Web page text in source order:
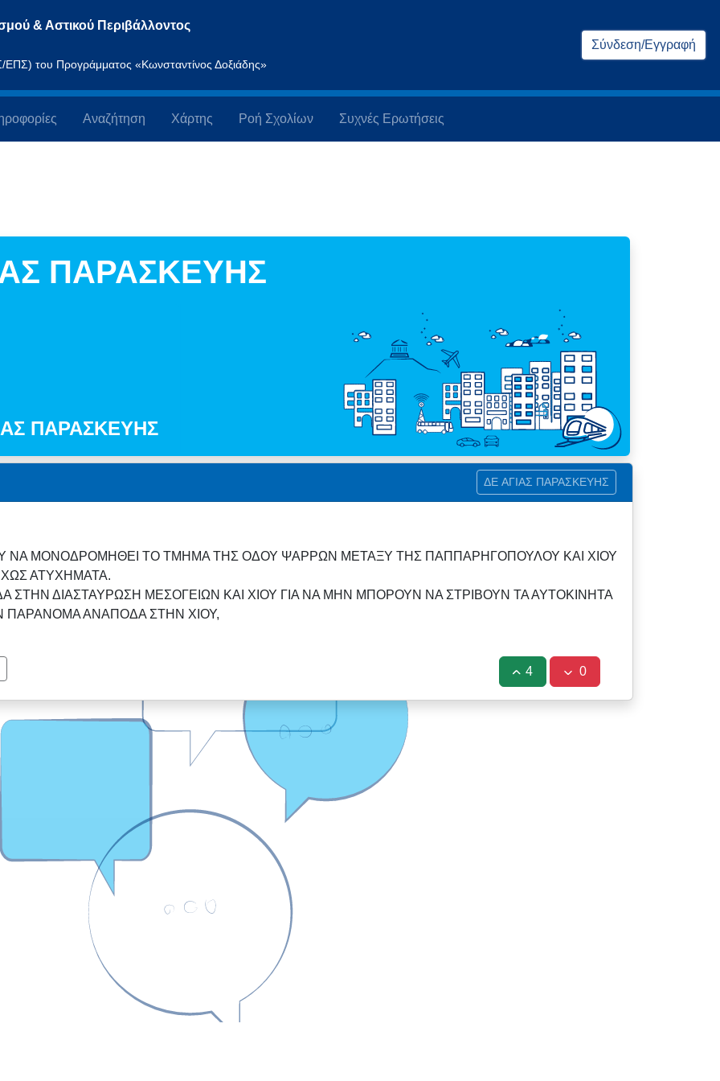
& Αστικού Περιβάλλοντος
ΕΠΣ) του Προγράμματος «Κωνσταντίνος Δοξιάδης»
Σύνδεση/Εγγραφή
Αναζήτηση Χάρτης Ροή Σχολίων Συχνές Ερωτήσεις
ΠΑΡΑΣΚΕΥΗΣ
ΠΑΡΑΣΚΕΥΗΣ
ΔΕ ΑΓΙΑΣ ΠΑΡΑΣΚΕΥΗΣ
ΝΑ ΜΟΝΟΔΡΟΜΗΘΕΙ ΤΟ ΤΜΗΜΑ ΤΗΣ ΟΔΟΥ ΨΑΡΡΩΝ ΜΕΤΑΞΥ ΤΗΣ ΠΑΠΠΑΡΗΓΟΠΟΥΛΟΥ ΚΑΙ ΧΙΟΥ
ΑΤΥΧΗΜΑΤΑ.
ΣΤΗΝ ΔΙΑΣΤΑΥΡΩΣΗ ΜΕΣΟΓΕΙΩΝ ΚΑΙ ΧΙΟΥ ΓΙΑ ΝΑ ΜΗΝ ΜΠΟΡΟΥΝ ΝΑ ΣΤΡΙΒΟΥΝ ΤΑ ΑΥΤΟΚΙΝΗΤΑ
ΠΑΡΑΝΟΜΑ ΑΝΑΠΟΔΑ ΣΤΗΝ ΧΙΟΥ,
4 0